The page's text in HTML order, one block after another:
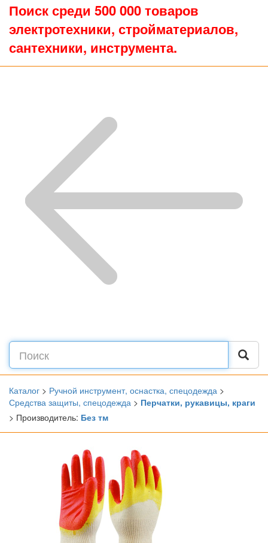
Поиск среди 500 000 товаров
электротехники, стройматериалов,
сантехники, инструмента.
Каталог > Ручной инструмент, оснастка, спецодежда >
Средства защиты, спецодежда > Перчатки, рукавицы, краги
> Производитель: Без тм